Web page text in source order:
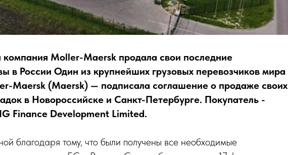
компания Moller-Maersk продала свои последние
в России Один из крупнейших грузовых перевозчиков мира
Maersk (Maersk) — подписала соглашение о продаже своих
в Новороссийске и Санкт-Петербурге. Покупатель -
Finance Development Limited.
благодаря тому, что были получены все необходимые